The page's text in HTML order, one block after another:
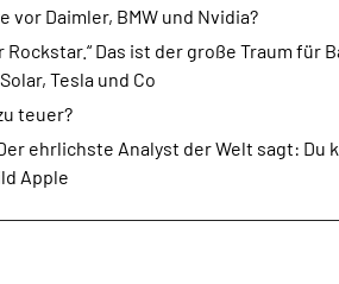
vor Daimler, BMW und Nvidia?
Rockstar.“ Das ist der große Traum für
Tesla und Co
teuer?
ehrlichste Analyst der Welt sagt: Du
Apple